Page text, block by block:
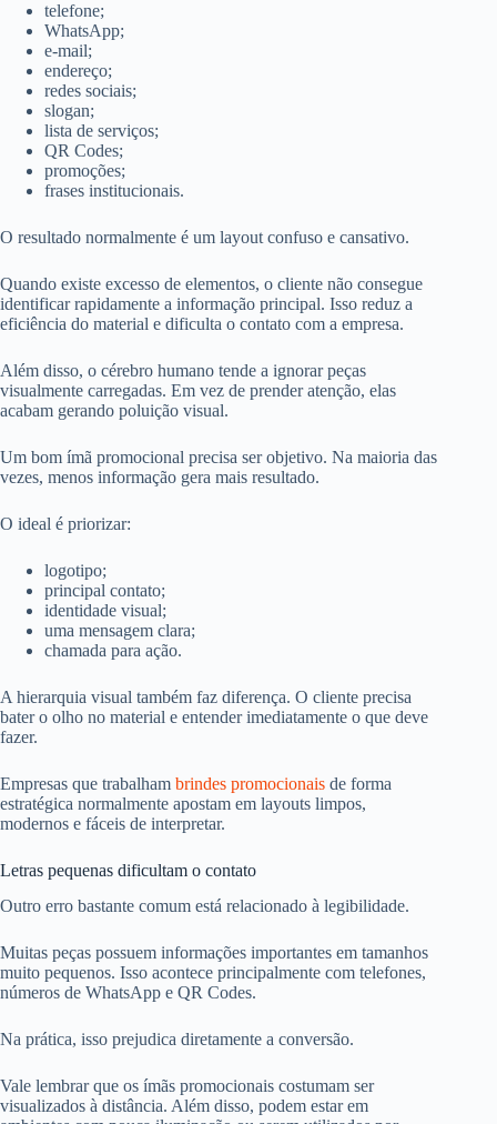
telefone;
WhatsApp;
e-mail;
endereço;
redes sociais;
slogan;
lista de serviços;
QR Codes;
promoções;
frases institucionais.
O resultado normalmente é um layout confuso e cansativo.
Quando existe excesso de elementos, o cliente não consegue
identificar rapidamente a informação principal. Isso reduz a
eficiência do material e dificulta o contato com a empresa.
Além disso, o cérebro humano tende a ignorar peças
visualmente carregadas. Em vez de prender atenção, elas
acabam gerando poluição visual.
Um bom ímã promocional precisa ser objetivo. Na maioria das
vezes, menos informação gera mais resultado.
O ideal é priorizar:
logotipo;
principal contato;
identidade visual;
uma mensagem clara;
chamada para ação.
A hierarquia visual também faz diferença. O cliente precisa
bater o olho no material e entender imediatamente o que deve
fazer.
Empresas que trabalham brindes promocionais de forma
estratégica normalmente apostam em layouts limpos,
modernos e fáceis de interpretar.
Letras pequenas dificultam o contato
Outro erro bastante comum está relacionado à legibilidade.
Muitas peças possuem informações importantes em tamanhos
muito pequenos. Isso acontece principalmente com telefones,
números de WhatsApp e QR Codes.
Na prática, isso prejudica diretamente a conversão.
Vale lembrar que os ímãs promocionais costumam ser
visualizados à distância. Além disso, podem estar em